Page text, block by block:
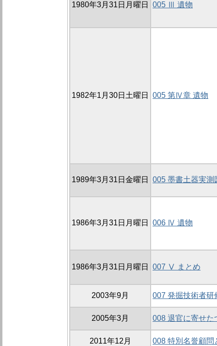
1980年3月31日月曜日 005 Ⅲ 遺物
1982年1月30日土曜日 005 第Ⅳ章 遺物
1989年3月31日金曜日 005 墨書土器実測
1986年3月31日月曜日 006 Ⅳ 遺物
1986年3月31日月曜日 007 Ⅴ まとめ
2003年9月 007 発掘技術者研
2005年3月 008 退官に寄せた
2011年12月 008 特別名誉顧問